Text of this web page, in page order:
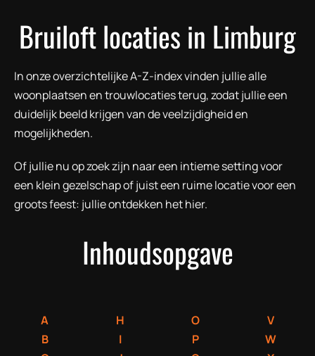
Bruiloft locaties in Limburg
In onze overzichtelijke A-Z-index vinden jullie alle
woonplaatsen en trouwlocaties terug, zodat jullie een
duidelijk beeld krijgen van de veelzijdigheid en
mogelijkheden.
Of jullie nu op zoek zijn naar een intieme setting voor
een klein gezelschap of juist een ruime locatie voor een
groots feest: jullie ontdekken het hier.
Inhoudsopgave
A
B
H
I
O
P
V
W